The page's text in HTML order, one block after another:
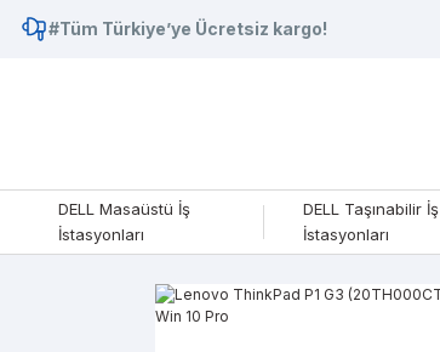
#Tüm Türkiye’ye Ücretsiz kargo!
DELL Masaüstü İş
İstasyonları
DELL Taşınabilir İş
İstasyonları